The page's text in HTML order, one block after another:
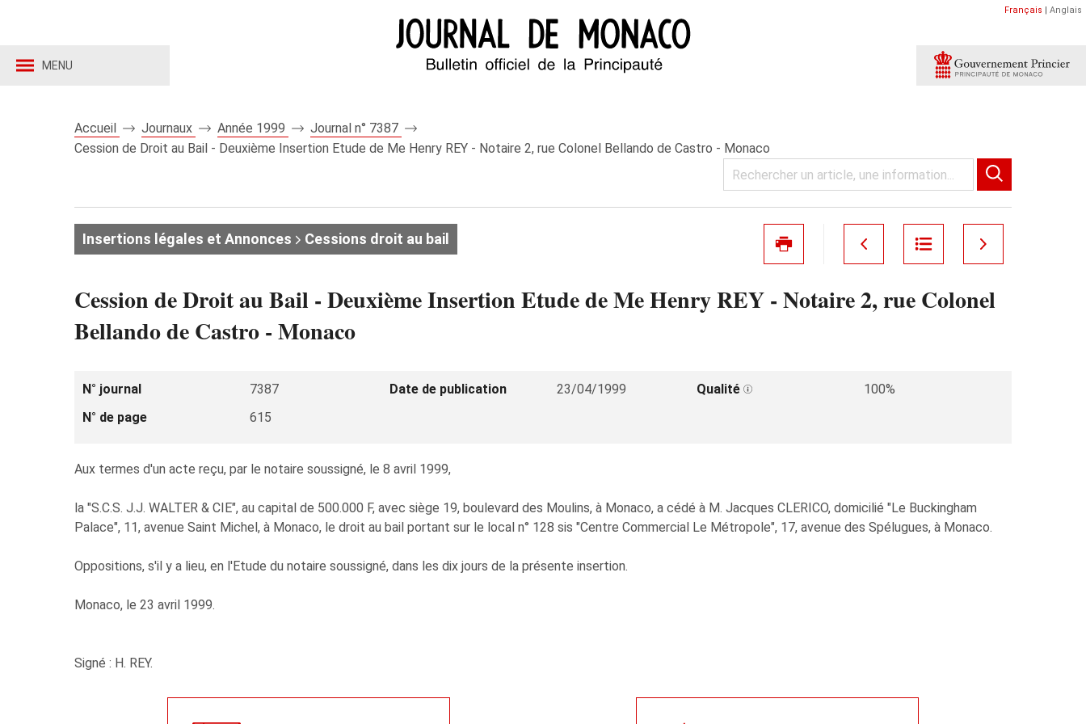
MENU
Français | Anglais
Accueil Journaux Année 1999
Journal n° 7387
Cession de Droit au Bail - Deuxième Insertion Etude de Me Henry REY - Notaire 2, rue Colonel Bellando de Castro - Monaco
Insertions légales et Annonces Cessions droit au bail
Cession de Droit au Bail - Deuxième Insertion Etude de Me Henry REY - Notaire 2, rue Colonel
Bellando de Castro - Monaco
N° journal 7387 Date de publication 23/04/1999 Qualité
100%
N° de page
615
Aux termes d'un acte reçu, par le notaire soussigné, le 8 avril 1999,
la "S.C.S. J.J. WALTER & CIE", au capital de 500.000 F, avec siège 19, boulevard des Moulins, à Monaco, a cédé à M. Jacques CLERICO, domicilié "Le Buckingham
Palace", 11, avenue Saint Michel, à Monaco, le droit au bail portant sur le local n° 128 sis "Centre Commercial Le Métropole", 17, avenue des Spélugues, à Monaco.
Oppositions, s'il y a lieu, en l'Etude du notaire soussigné, dans les dix jours de la présente insertion.
Monaco, le 23 avril 1999.
Signé : H. REY.